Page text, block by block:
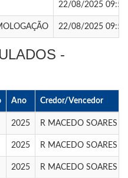
22/08/2025
22/08/2025
-
Ano Credor/Vencedor
2025 R MACEDO SOARES
2025 R MACEDO SOARES
2025 R MACEDO SOARES